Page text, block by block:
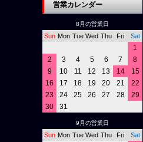
営業カレンダー
8月の営業日
Sun Mon Tue Wed Thu Fri Sat
1
2
3 4 5 6 7
8
9
10 11 12 13 14
15
16
17 18 19 20 21
22
23
24 25 26 27 28
29
30
31
9月の営業日
Sun Mon Tue Wed Thu Fri Sat